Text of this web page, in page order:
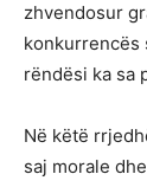
zhvendosur
konkurrencës
rëndësi ka sa
Në këtë
saj morale